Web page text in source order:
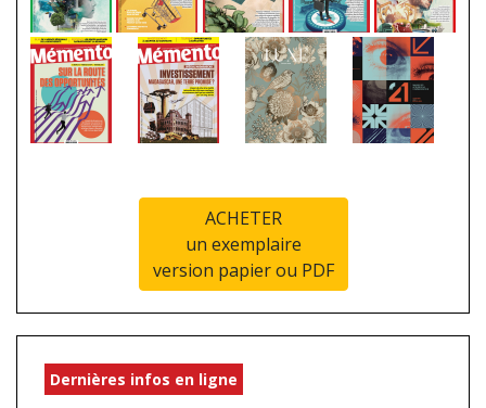
ACHETER
un exemplaire
version papier ou PDF
Dernières infos en ligne